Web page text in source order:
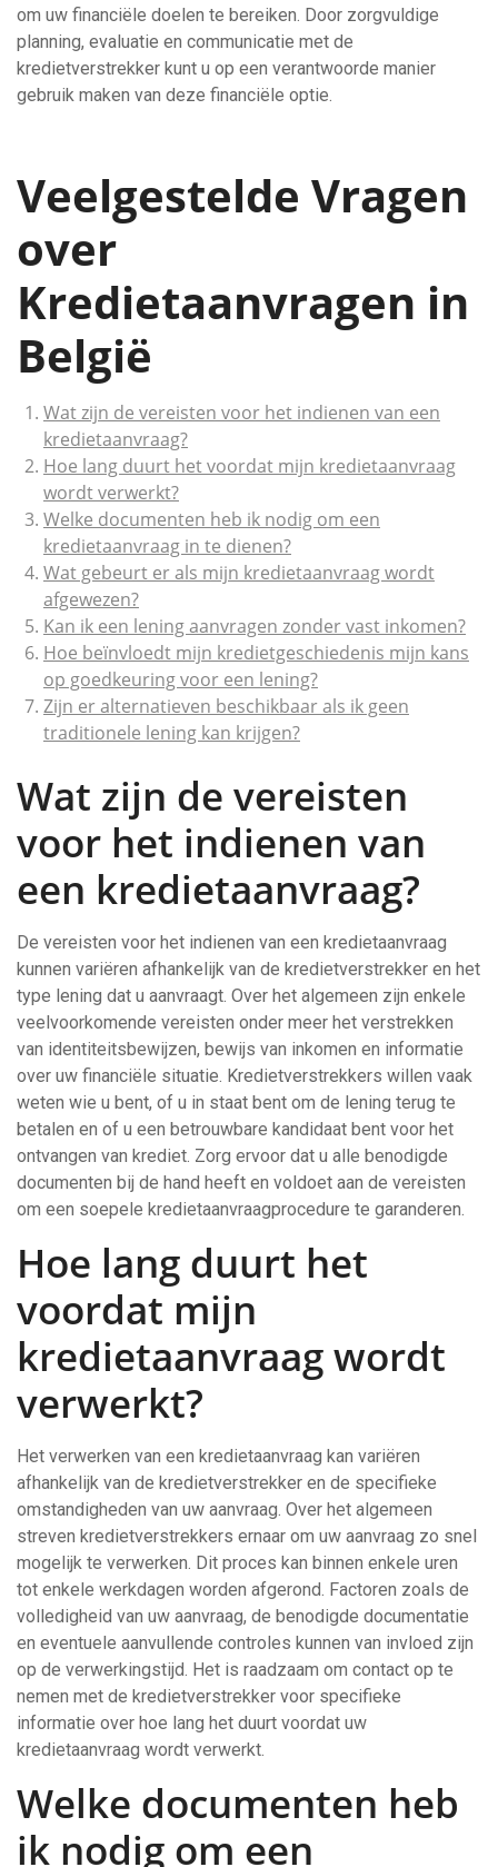
om uw financiële doelen te bereiken. Door zorgvuldige
planning, evaluatie en communicatie met de
kredietverstrekker kunt u op een verantwoorde manier
gebruik maken van deze financiële optie.
Veelgestelde Vragen
over
Kredietaanvragen in
België
Wat zijn de vereisten voor het indienen van een
kredietaanvraag?
Hoe lang duurt het voordat mijn kredietaanvraag
wordt verwerkt?
Welke documenten heb ik nodig om een
kredietaanvraag in te dienen?
Wat gebeurt er als mijn kredietaanvraag wordt
afgewezen?
Kan ik een lening aanvragen zonder vast inkomen?
Hoe beïnvloedt mijn kredietgeschiedenis mijn kans
op goedkeuring voor een lening?
Zijn er alternatieven beschikbaar als ik geen
traditionele lening kan krijgen?
Wat zijn de vereisten
voor het indienen van
een kredietaanvraag?
De vereisten voor het indienen van een kredietaanvraag
kunnen variëren afhankelijk van de kredietverstrekker en het
type lening dat u aanvraagt. Over het algemeen zijn enkele
veelvoorkomende vereisten onder meer het verstrekken
van identiteitsbewijzen, bewijs van inkomen en informatie
over uw financiële situatie. Kredietverstrekkers willen vaak
weten wie u bent, of u in staat bent om de lening terug te
betalen en of u een betrouwbare kandidaat bent voor het
ontvangen van krediet. Zorg ervoor dat u alle benodigde
documenten bij de hand heeft en voldoet aan de vereisten
om een soepele kredietaanvraagprocedure te garanderen.
Hoe lang duurt het
voordat mijn
kredietaanvraag wordt
verwerkt?
Het verwerken van een kredietaanvraag kan variëren
afhankelijk van de kredietverstrekker en de specifieke
omstandigheden van uw aanvraag. Over het algemeen
streven kredietverstrekkers ernaar om uw aanvraag zo snel
mogelijk te verwerken. Dit proces kan binnen enkele uren
tot enkele werkdagen worden afgerond. Factoren zoals de
volledigheid van uw aanvraag, de benodigde documentatie
en eventuele aanvullende controles kunnen van invloed zijn
op de verwerkingstijd. Het is raadzaam om contact op te
nemen met de kredietverstrekker voor specifieke
informatie over hoe lang het duurt voordat uw
kredietaanvraag wordt verwerkt.
Welke documenten heb
ik nodig om een